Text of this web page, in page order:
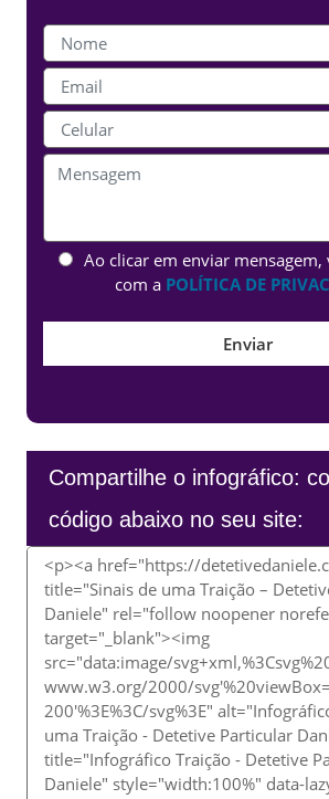
Ao clicar em enviar mensagem,
com a POLÍTICA DE
Compartilhe o infográfico:
código abaixo no seu site: